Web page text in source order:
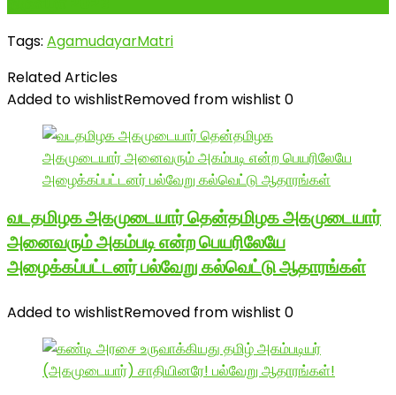
Tags: AgamudayarMatri
Related Articles
Added to wishlistRemoved from wishlist 0
வடதமிழக அகமுடையார் தென்தமிழக அகமுடையார்
அனைவரும் அகம்படி என்ற பெயரிலேயே
அழைக்கப்பட்டனர் பல்வேறு கல்வெட்டு ஆதாரங்கள்
Added to wishlistRemoved from wishlist 0